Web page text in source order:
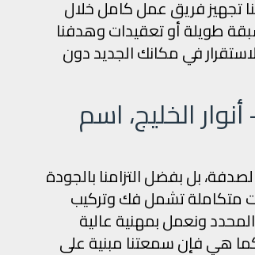
تجهيز فريق عمل كامل خلال
طويلة أو تعقيدات وهدفنا
في مكانك الجديد دون
الخليج، اسم
بل بفضل التزامنا بالجودة
متكاملة تشمل فك وتركيب
المحدد ونعمل بمهنية عالية
هي فإن سمعتنا مبنية على